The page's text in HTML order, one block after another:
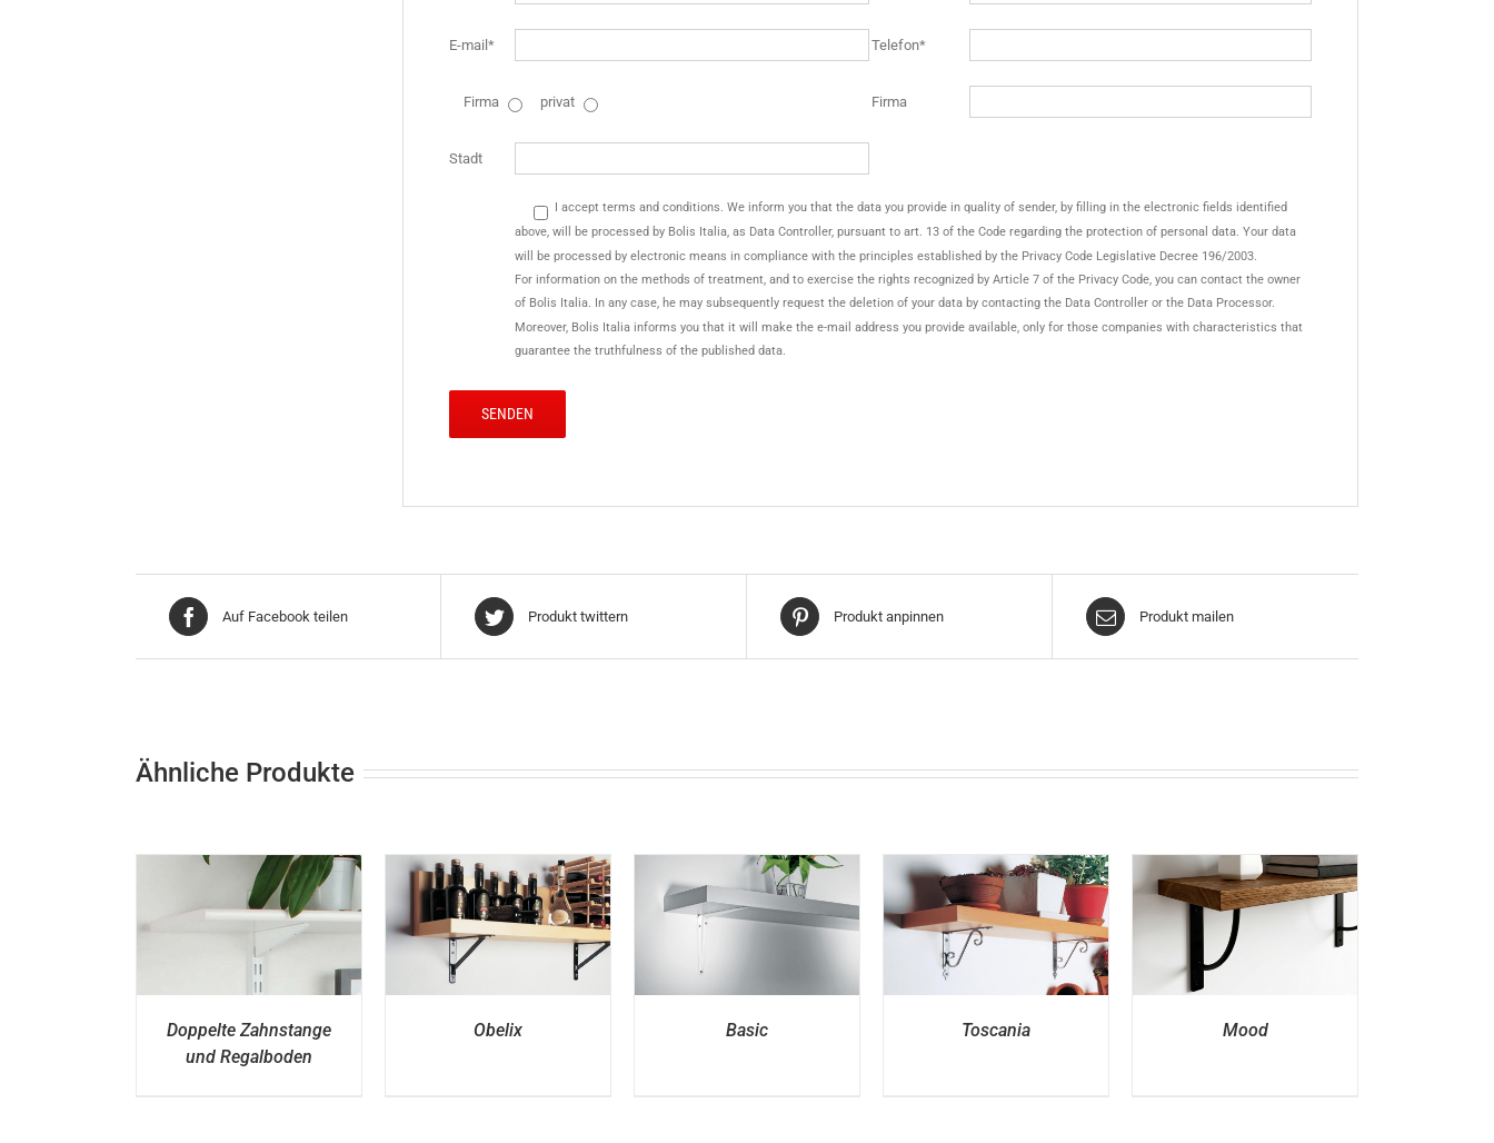
E-mail* Telefon*
Firma privat Firma
Stadt
I accept terms and conditions. We inform you that the data you provide in quality of sender, by filling in the electronic fields identified
above, will be processed by Bolis Italia, as Data Controller, pursuant to art. 13 of the Code regarding the protection of personal data. Your data
will be processed by electronic means in compliance with the principles established by the Privacy Code Legislative Decree 196/2003.
For information on the methods of treatment, and to exercise the rights recognized by Article 7 of the Privacy Code, you can contact the owner
of Bolis Italia. In any case, he may subsequently request the deletion of your data by contacting the Data Controller or the Data Processor.
Moreover, Bolis Italia informs you that it will make the e-mail address you provide available, only for those companies with characteristics that
guarantee the truthfulness of the published data.
Auf Facebook teilen Produkt twittern Produkt anpinnen Produkt mailen
Ähnliche Produkte
Doppelte Zahnstange
und Regalboden
DETAILS
Obelix
DETAILS
Basic
DETAILS
Toscania
DETAILS
Mood